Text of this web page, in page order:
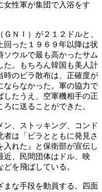
女性軍が集団で入浴をす
ＮＩ）が２１２ドルと、
回った１９６９年以降は状
ウルで最も高かったサム
た。もちろん韓国も美人計
時のビラ散布は、正確度が
ならなかった。軍の協力で
したうえ、空軍機相手の正
に送ることができた。
ン、ストッキング、コンド
は「ビラとともに発見さ
れた』と保衛部が宣伝し
近、民間団体はドル、映
を飛ばしている。
まな手段を動員する。四面